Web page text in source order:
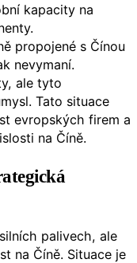
kapacity na
propojené s Čínou
nevymaní.
ale tyto
Tato situace
evropských firem a
na Číně.
palivech, ale
na Číně. Situace je